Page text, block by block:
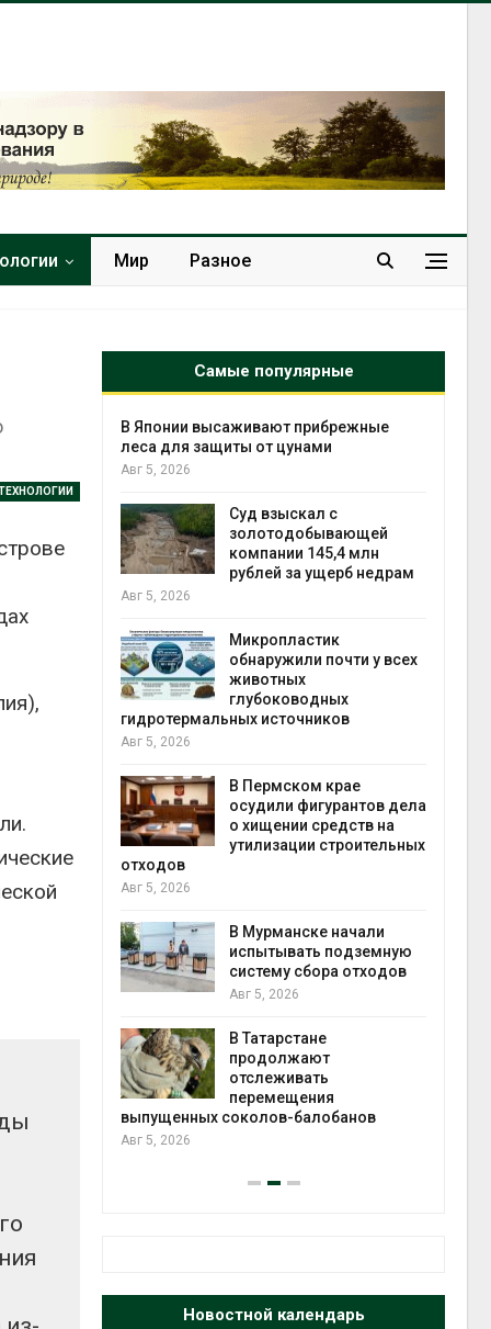
Мир Разное
Самые популярные
11-
АЭС
охраны
В Японии высаживают прибрежные
леса для защиты от цунами
Авг 5, 2026
Суд взыскал с
золотодобывающей
компании 145,4 млн
рублей за ущерб недрам
Авг 5, 2026
Микропластик
обнаружили почти у всех
животных
глубоководных
гидротермальных источников
Авг 5, 2026
В Пермском крае
осудили фигурантов дела
о хищении средств на
утилизации строительных
отходов
Авг 5, 2026
В Мурманске начали
испытывать подземную
систему сбора отходов
Авг 5, 2026
В Татарстане
продолжают
отслеживать
перемещения
выпущенных соколов-балобанов
Авг 5, 2026
Новостной календарь